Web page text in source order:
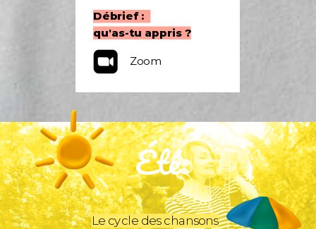
Zoom
Débrief :
qu'as-tu appris ?
Été
Le cycle des chansons